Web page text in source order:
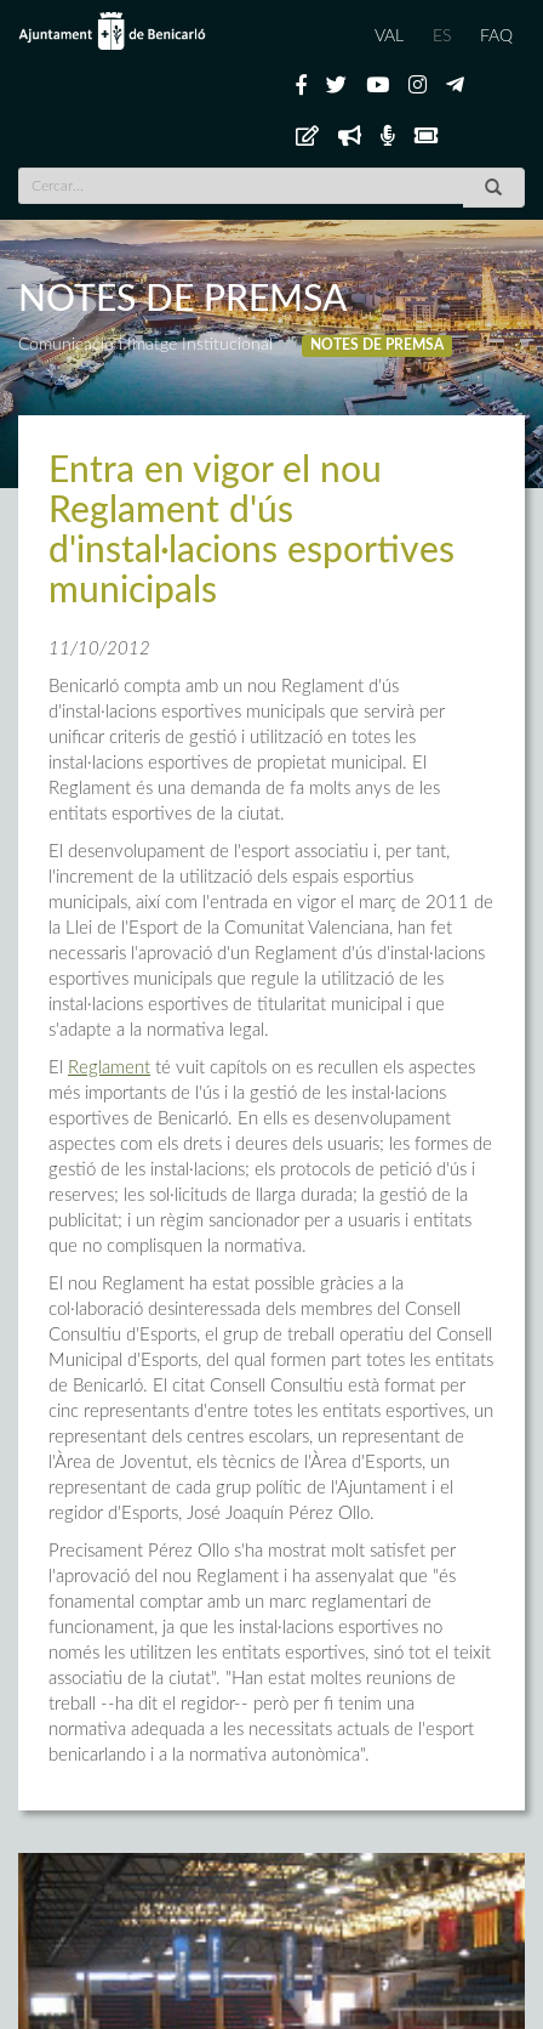
VAL ES FAQ
NOTES DE PREMSA
Comunicació i Imatge Institucional NOTES DE PREMSA
Entra en vigor el nou
Reglament d'ús
d'instal·lacions esportives
municipals
11/10/2012
Benicarló compta amb un nou Reglament d'ús
d'instal·lacions esportives municipals que servirà per
unificar criteris de gestió i utilització en totes les
instal·lacions esportives de propietat municipal. El
Reglament és una demanda de fa molts anys de les
entitats esportives de la ciutat.
El desenvolupament de l'esport associatiu i, per tant,
l'increment de la utilització dels espais esportius
municipals, així com l'entrada en vigor el març de 2011 de
la Llei de l'Esport de la Comunitat Valenciana, han fet
necessaris l'aprovació d'un Reglament d'ús d'instal·lacions
esportives municipals que regule la utilització de les
instal·lacions esportives de titularitat municipal i que
s'adapte a la normativa legal.
El Reglament té vuit capítols on es recullen els aspectes
més importants de l'ús i la gestió de les instal·lacions
esportives de Benicarló. En ells es desenvolupament
aspectes com els drets i deures dels usuaris; les formes de
gestió de les instal·lacions; els protocols de petició d'ús i
reserves; les sol·licituds de llarga durada; la gestió de la
publicitat; i un règim sancionador per a usuaris i entitats
que no complisquen la normativa.
El nou Reglament ha estat possible gràcies a la
col·laboració desinteressada dels membres del Consell
Consultiu d'Esports, el grup de treball operatiu del Consell
Municipal d'Esports, del qual formen part totes les entitats
de Benicarló. El citat Consell Consultiu està format per
cinc representants d'entre totes les entitats esportives, un
representant dels centres escolars, un representant de
l'Àrea de Joventut, els tècnics de l'Àrea d'Esports, un
representant de cada grup polític de l'Ajuntament i el
regidor d'Esports, José Joaquín Pérez Ollo.
Precisament Pérez Ollo s'ha mostrat molt satisfet per
l'aprovació del nou Reglament i ha assenyalat que "és
fonamental comptar amb un marc reglamentari de
funcionament, ja que les instal·lacions esportives no
només les utilitzen les entitats esportives, sinó tot el teixit
associatiu de la ciutat". "Han estat moltes reunions de
treball --ha dit el regidor-- però per fi tenim una
normativa adequada a les necessitats actuals de l'esport
benicarlando i a la normativa autonòmica".